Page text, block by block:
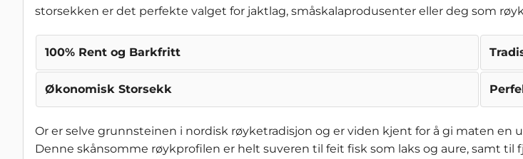
storsekken er det perfekte valget for jaktlag, småskalaprodusenter eller deg som
100% Rent og Barkfritt
Økonomisk Storsekk
Or er selve grunnsteinen i nordisk røyketradisjon og er viden kjent for å gi maten
Denne skånsomme røykprofilen er helt suveren til feit fisk som laks og aure, samt